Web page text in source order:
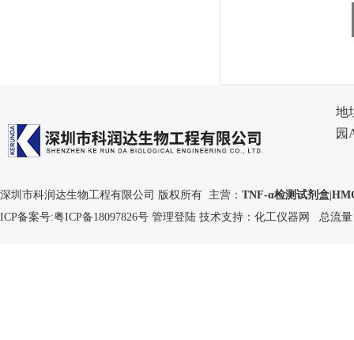
地
园
深圳市科润达生物工程有限公司 版权所有 主营： TNF-α检测试剂盒
ICP备案号:粤ICP备18097826号 管理登陆 技术支持： 化工仪器网 总流量